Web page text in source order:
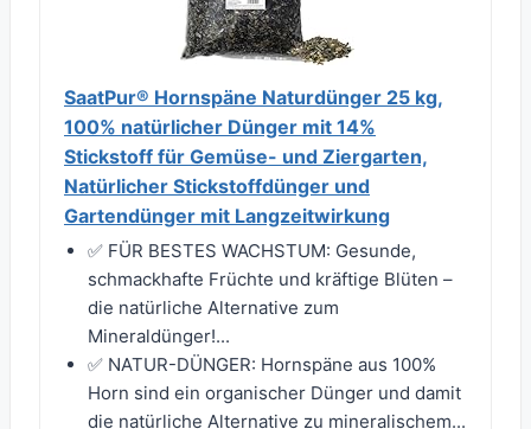
SaatPur® Hornspäne Naturdünger 25 kg,
100% natürlicher Dünger mit 14%
Stickstoff für Gemüse- und Ziergarten,
Natürlicher Stickstoffdünger und
Gartendünger mit Langzeitwirkung
✅ FÜR BESTES WACHSTUM: Gesunde,
schmackhafte Früchte und kräftige Blüten –
die natürliche Alternative zum
Mineraldünger!...
✅ NATUR-DÜNGER: Hornspäne aus 100%
Horn sind ein organischer Dünger und damit
die natürliche Alternative zu mineralischem...